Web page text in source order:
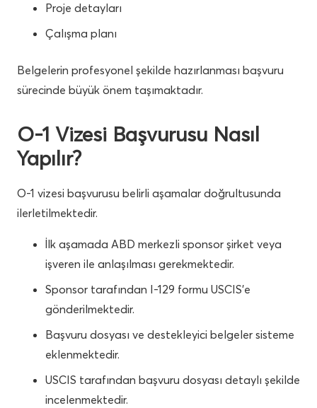
Proje detayları
Çalışma planı
Belgelerin profesyonel şekilde hazırlanması başvuru
sürecinde büyük önem taşımaktadır.
O-1 Vizesi Başvurusu Nasıl
Yapılır?
O-1 vizesi başvurusu belirli aşamalar doğrultusunda
ilerletilmektedir.
İlk aşamada ABD merkezli sponsor şirket veya
işveren ile anlaşılması gerekmektedir.
Sponsor tarafından I-129 formu USCIS’e
gönderilmektedir.
Başvuru dosyası ve destekleyici belgeler sisteme
eklenmektedir.
USCIS tarafından başvuru dosyası detaylı şekilde
incelenmektedir.